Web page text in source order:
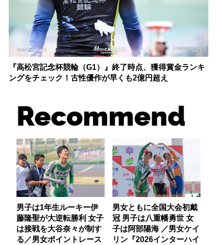
『高松宮記念杯競輪（G1）』終了時点、獲得賞金ランキ
ングをチェック！古性優作が早くも2億円超え
Recommend
男子は1年生ルーキー伊
藤隆聖が大逆転勝利 女子
は接戦を大谷奈々が制す
る／男女ポイントレース
男女ともに全国大会初戴
冠 男子は八重幡勇世 女
子は阿部陽海 ／男女ケイ
リン『2026インターハイ